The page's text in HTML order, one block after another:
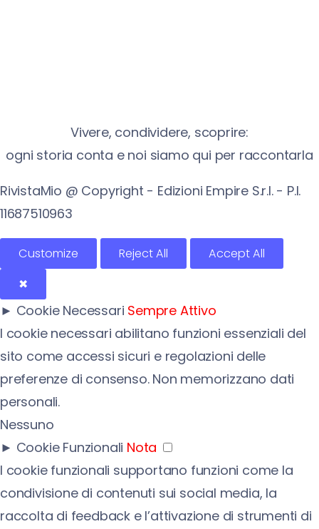
Vivere, condividere, scoprire:
ogni storia conta e noi siamo qui per raccontarla
RivistaMio @ Copyright - Edizioni Empire S.r.l. - P.I.
11687510963​
Customize Reject All
Accept All
✖
► Cookie Necessari Sempre Attivo
I cookie necessari abilitano funzioni essenziali del
sito come accessi sicuri e regolazioni delle
preferenze di consenso. Non memorizzano dati
personali.
Nessuno
► Cookie Funzionali Nota
I cookie funzionali supportano funzioni come la
condivisione di contenuti sui social media, la
raccolta di feedback e l’attivazione di strumenti di